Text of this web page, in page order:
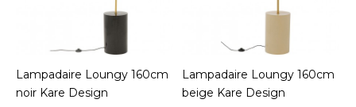
Lampadaire Loungy 160cm
noir Kare Design
Lampadaire Loungy 160cm
beige Kare Design